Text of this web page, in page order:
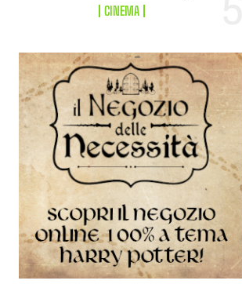
CINEMA